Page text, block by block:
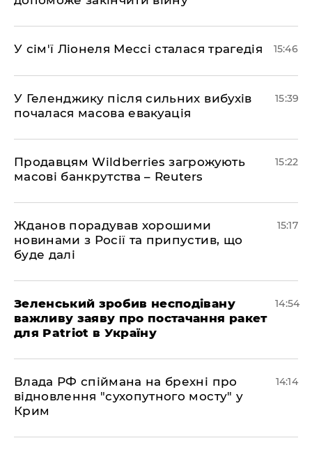
У сім'ї Ліонеля Мессі сталася трагедія 15:46
У Геленджику після сильних вибухів
почалася масова евакуація
15:39
Продавцям Wildberries загрожують
масові банкрутства – Reuters
15:22
Жданов порадував хорошими
новинами з Росії та припустив, що
буде далі
15:17
Зеленський зробив несподівану
важливу заяву про постачання ракет
для Patriot в Україну
14:54
Влада РФ спіймана на брехні про
відновлення "сухопутного мосту" у
Крим
14:14